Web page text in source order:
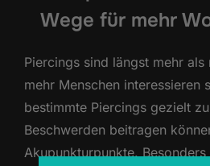
Wege für mehr
Piercings sind längst mehr
mehr Menschen interessieren
bestimmte Piercings gezielt
Beschwerden beitragen
Akupunkturpunkte.